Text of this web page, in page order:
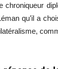
chroniqueur
qu’il a